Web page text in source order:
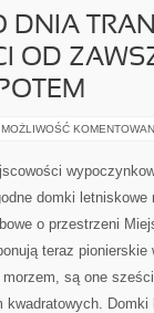
DNIA
OD
MOŻLIWOŚĆ
domki
o przestrzeni
teraz
morzem, są one
kwadratowych.